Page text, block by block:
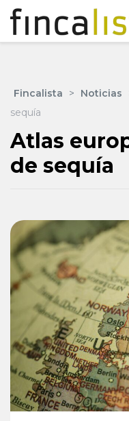
Fincalista > Noticias
sequía
Atlas
de sequía